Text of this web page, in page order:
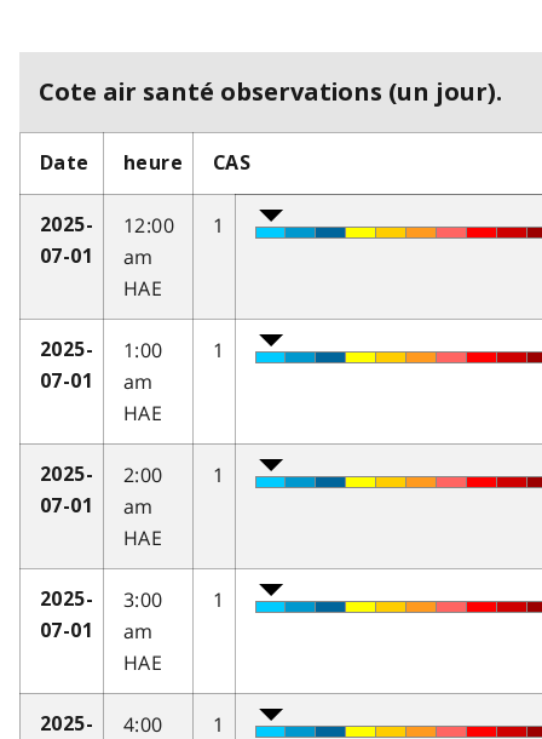
Cote air santé observations (un jour).
Date heure CAS
2025-
07-01
12:00
am
HAE
1
2025-
07-01
1:00
am
HAE
1
2025-
07-01
2:00
am
HAE
1
2025-
07-01
3:00
am
HAE
1
2025-
4:00
1